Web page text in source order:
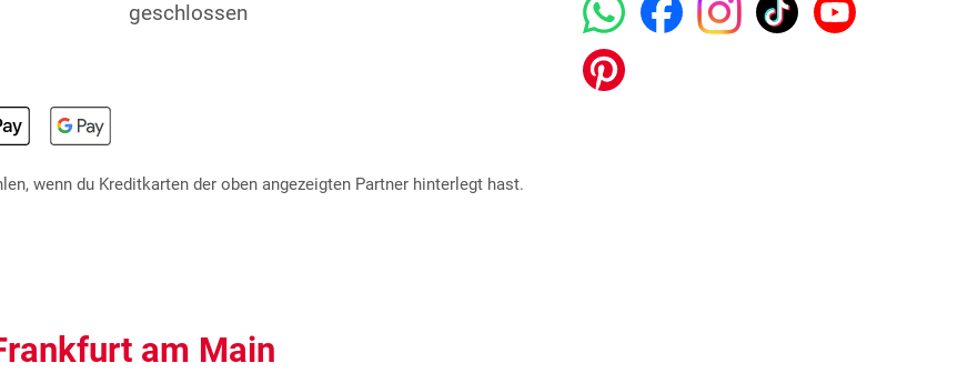
geschlossen
wenn du Kreditkarten der oben angezeigten Partner hinterlegt hast.
am Main